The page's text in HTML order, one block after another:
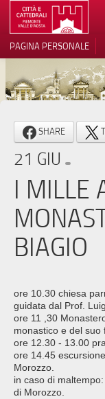
TERRITORIO
ARCHITETTURE
MUSEI
ITINERARI
EVENTI
CONTATTI
PRESS
PAGINA PERSONALE
SHARE
21 GIU
I MILLE
BIAGIO
ore 10.30 chiesa
guidata dal Prof.
ore 11 ,30
monastico e del suo
ore 12.30 - 13.00
ore 14.45
Morozzo.
in caso di
di Morozzo.
Informativa
Le